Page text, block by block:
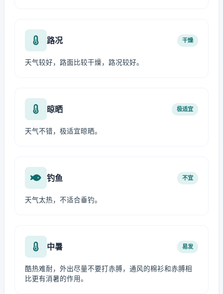
路况 干燥
天气较好，路面比较干燥，路况较好。
晾晒 极适宜
天气不错，极适宜晾晒。
钓鱼 不宜
天气太热，不适合垂钓。
中暑 易发
酷热难耐，外出尽量不要打赤膊，通风的棉衫和赤膊相
比更有消暑的作用。